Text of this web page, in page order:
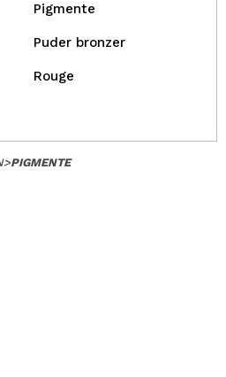
Pigmente
Puder bronzer
Rouge
>PIGMENTE